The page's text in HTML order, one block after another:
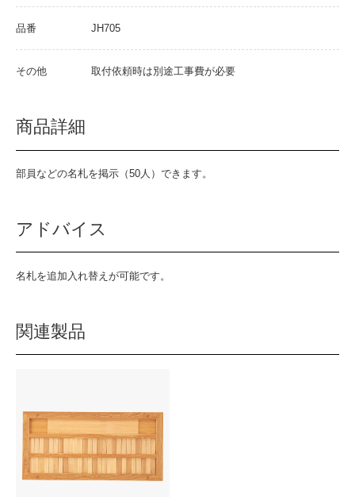
品番 JH705
その他 取付依頼時は別途工事費が必要
商品詳細
部員などの名札を掲示（50人）できます。
アドバイス
名札を追加入れ替えが可能です。
関連製品